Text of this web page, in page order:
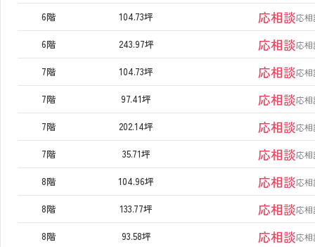
6階 104.73坪 応相談応相
6階 243.97坪 応相談応相
7階 104.73坪 応相談応相
7階 97.41坪 応相談応相
7階 202.14坪 応相談応相
7階 35.71坪 応相談応相
8階 104.96坪 応相談応相
8階 133.77坪 応相談応相
8階 93.58坪 応相談応相